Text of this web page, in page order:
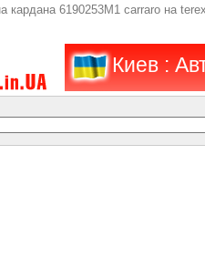
кардана 6190253M1 carraro на
Киев :